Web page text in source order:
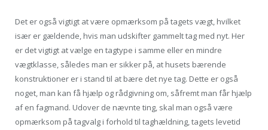
Det er også vigtigt at være opmærksom på tagets vægt, hvilket
især er gældende, hvis man udskifter gammelt tag med nyt. Her
er det vigtigt at vælge en tagtype i samme eller en mindre
vægtklasse, således man er sikker på, at husets bærende
konstruktioner er i stand til at bære det nye tag. Dette er også
noget, man kan få hjælp og rådgivning om, såfremt man får hjælp
af en fagmand. Udover de nævnte ting, skal man også være
opmærksom på tagvalg i forhold til taghældning, tagets levetid